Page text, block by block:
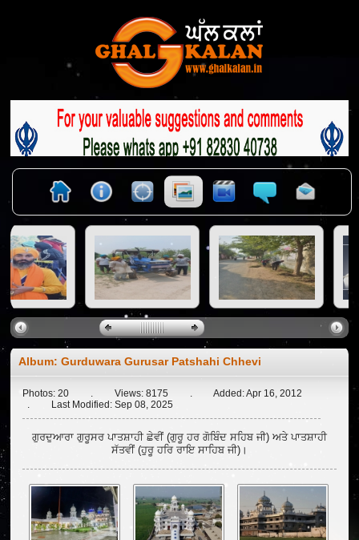
Album:Gurduwara Gurusar Patshahi Chhevi
Photos: 20 . Views: 8175 . Added: Apr 16, 2012
. Last Modified: Sep 08, 2025
ਗੁਰਦੁਆਰਾ ਗੁਰੂਸਰ ਪਾਤਸ਼ਾਹੀ ਛੇਵੀਂ (ਗੁਰੂ ਹਰ ਗੋਬਿੰਦ ਸਹਿਬ ਜੀ) ਅਤੇ ਪਾਤਸ਼ਾਹੀ
ਸੱਤਵੀਂ (ਹੁਰੂ ਹਰਿ ਰਾਇ ਸਾਹਿਬ ਜੀ)।